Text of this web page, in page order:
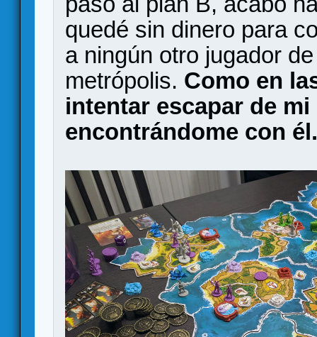
quedé sin dinero para
a ningún otro jugador
metrópolis. Como en
intentar escapar de
encontrándome con él.